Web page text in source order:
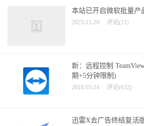
本站已开启微软批量产
2023-11-20 评论(21)
新：远程控制
期+5分钟限制)
2018-03-24 评论(632)
迅雷X去广告终结复活